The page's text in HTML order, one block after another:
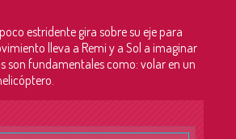
estridente gira sobre su eje para
lleva a Remi y a Sol a imaginar
son fundamentales como: volar en un